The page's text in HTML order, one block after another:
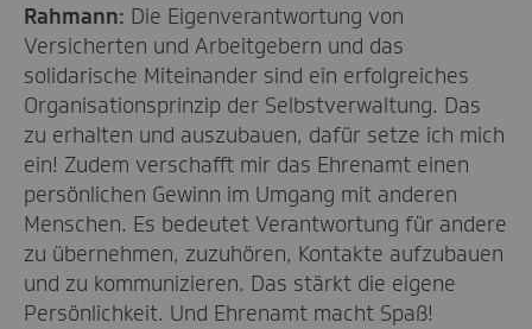
Rahmann: Die Eigenverantwortung von
Versicherten und Arbeitgebern und das
solidarische Miteinander sind ein erfolgreiches
Organisationsprinzip der Selbstverwaltung. Das
zu erhalten und auszubauen, dafür setze ich mich
ein! Zudem verschafft mir das Ehrenamt einen
persönlichen Gewinn im Umgang mit anderen
Menschen. Es bedeutet Verantwortung für andere
zu übernehmen, zuzuhören, Kontakte aufzubauen
und zu kommunizieren. Das stärkt die eigene
Persönlichkeit. Und Ehrenamt macht Spaß!